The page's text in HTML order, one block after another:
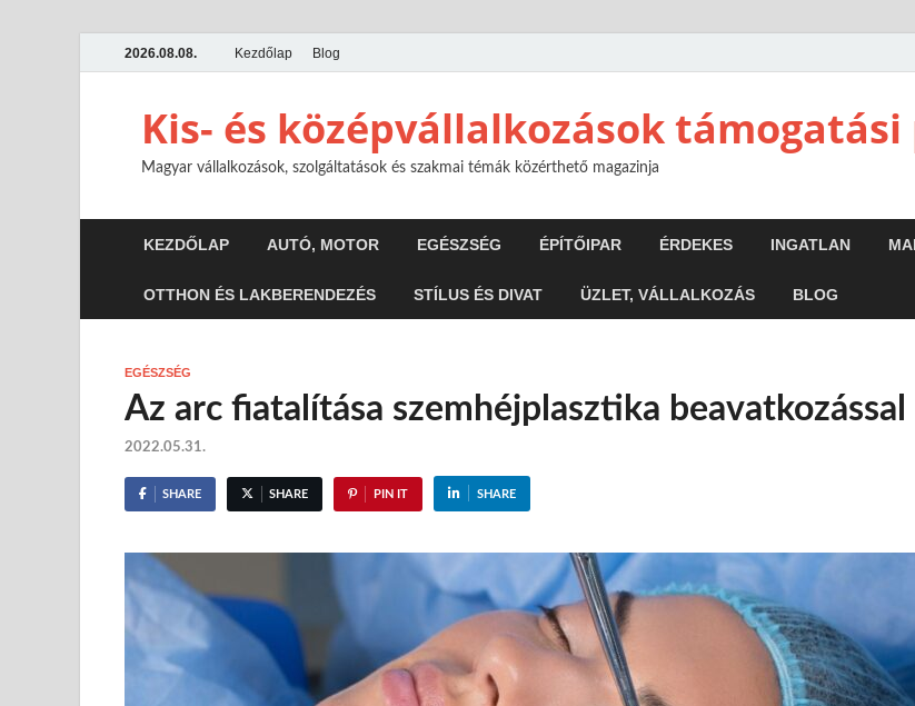
2026.08.08. Kezdőlap Blog
Kis- és középvállalkozások
Magyar vállalkozások, szolgáltatások és szakmai témák közérthető magazinja
KEZDŐLAP AUTÓ, MOTOR EGÉSZSÉG ÉPÍTŐIPAR ÉRDEKES INGATLAN
OTTHON ÉS LAKBERENDEZÉS STÍLUS ÉS DIVAT ÜZLET, VÁLLALKOZÁS BLOG
EGÉSZSÉG
Az arc fiatalítása szemhéjplasztika beavatkozással
2022.05.31.
SHARE SHARE PIN IT SHARE